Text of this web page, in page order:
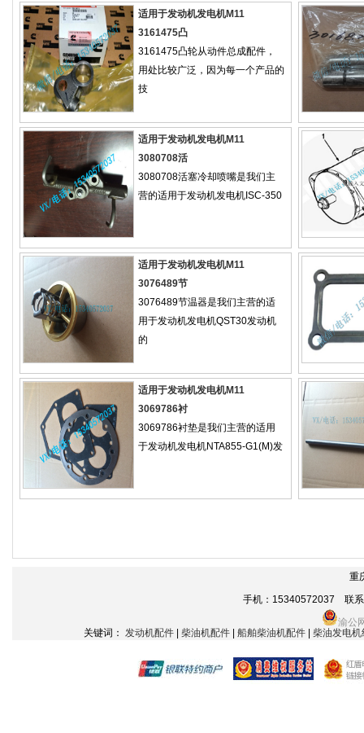
适用于发动机发电机M11
3161475凸
3161475凸轮从动件总成配件，
用处比较广泛，因为每一个产品的
技
适用于发动机发电机M11
3080708活
3080708活塞冷却喷嘴是我们主
营的适用于发动机发电机ISC-350
适用于发动机发电机M11
3076489节
3076489节温器是我们主营的适
用于发动机发电机QST30发动机
的
适用于发动机发电机M11
3069786衬
3069786衬垫是我们主营的适用
于发动机发电机NTA855-G1(M)发
重
手机：15340572037 联
渝公
关键词： 发动机配件 | 柴油机配件 | 船舶柴油机配件 | 柴油发电机